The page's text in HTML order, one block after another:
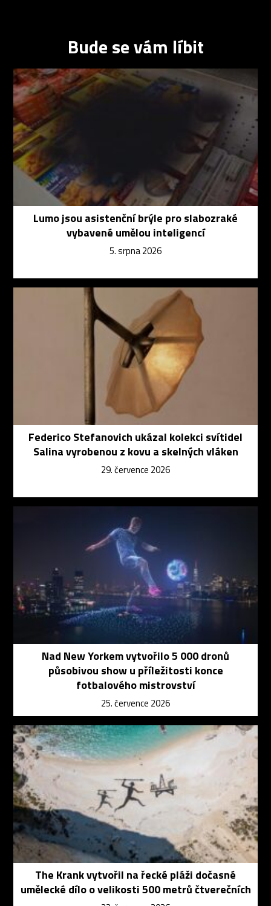
Bude se vám líbit
Lumo jsou asistenční brýle pro slabozraké
vybavené umělou inteligencí
5. srpna 2026
Federico Stefanovich ukázal kolekci svítidel
Salina vyrobenou z kovu a skelných vláken
29. července 2026
Nad New Yorkem vytvořilo 5 000 dronů
působivou show u příležitosti konce
fotbalového mistrovství
25. července 2026
The Krank vytvořil na řecké pláži dočasné
umělecké dílo o velikosti 500 metrů čtverečních